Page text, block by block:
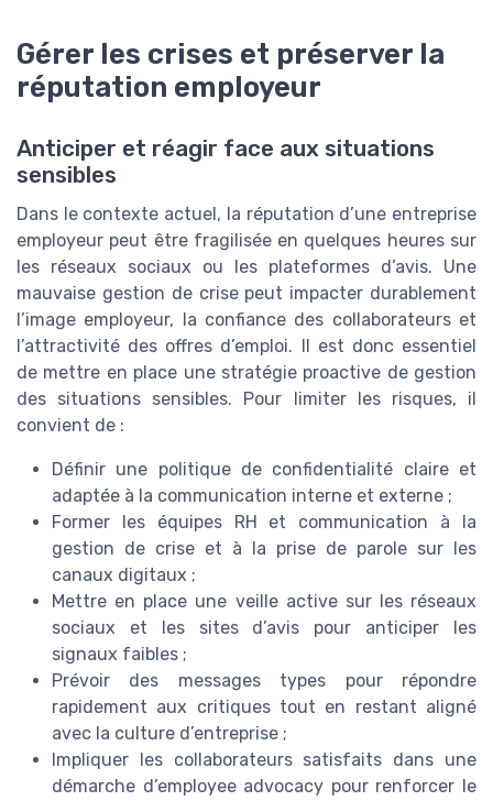
Gérer les crises et préserver la
réputation employeur
Anticiper et réagir face aux situations
sensibles
Dans le contexte actuel, la réputation d’une entreprise
employeur peut être fragilisée en quelques heures sur
les réseaux sociaux ou les plateformes d’avis. Une
mauvaise gestion de crise peut impacter durablement
l’image employeur, la confiance des collaborateurs et
l’attractivité des offres d’emploi. Il est donc essentiel
de mettre en place une stratégie proactive de gestion
des situations sensibles. Pour limiter les risques, il
convient de :
Définir une politique de confidentialité claire et
adaptée à la communication interne et externe ;
Former les équipes RH et communication à la
gestion de crise et à la prise de parole sur les
canaux digitaux ;
Mettre en place une veille active sur les réseaux
sociaux et les sites d’avis pour anticiper les
signaux faibles ;
Prévoir des messages types pour répondre
rapidement aux critiques tout en restant aligné
avec la culture d’entreprise ;
Impliquer les collaborateurs satisfaits dans une
démarche d’employee advocacy pour renforcer le